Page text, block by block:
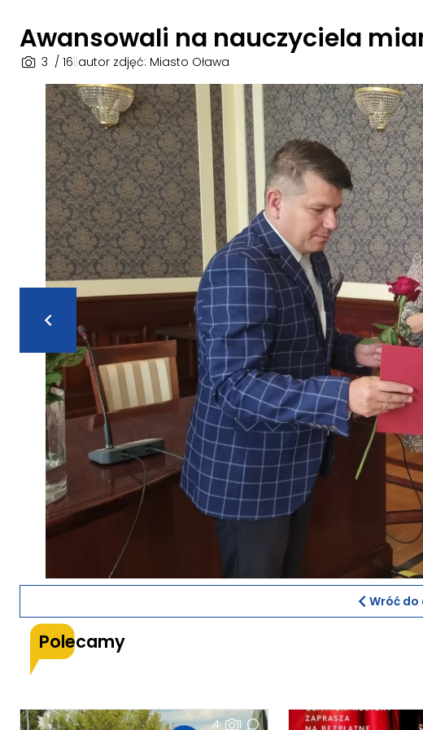
Awansowali na nauczyciela
3 / 16 autor zdjęć: Miasto Oława
Wróć do
Polecamy
4 1